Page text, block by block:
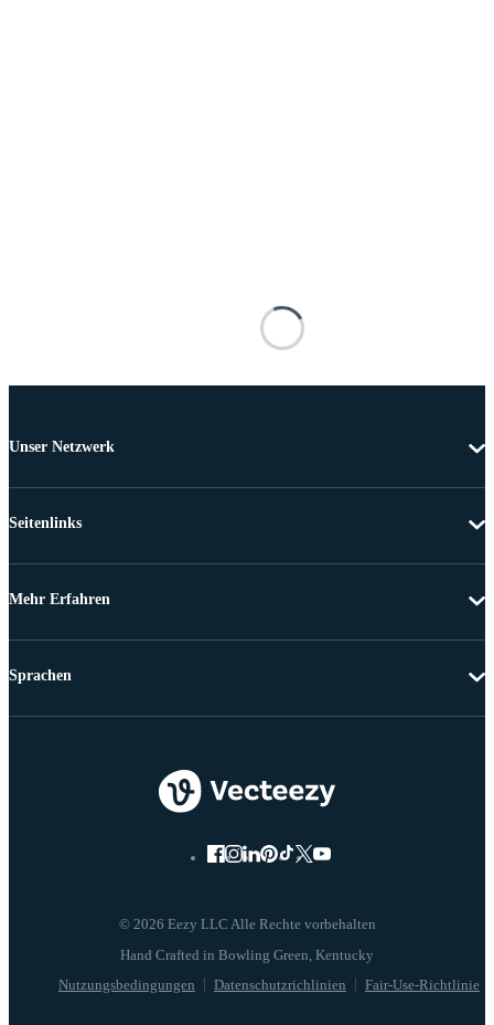
Unser Netzwerk
Seitenlinks
Mehr Erfahren
© 2026 Eezy LLC Alle Rechte vorbehalten
Nutzungsbedingungen Datenschutzrichlinien Fair-Use-Richtlinie
Sprachen